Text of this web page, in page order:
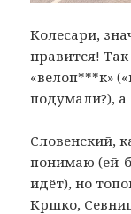
Колесари,
нравится!
«велоп***к»
подумали?), а
Словенский,
понимаю (ей-
идёт), но
Кршко,